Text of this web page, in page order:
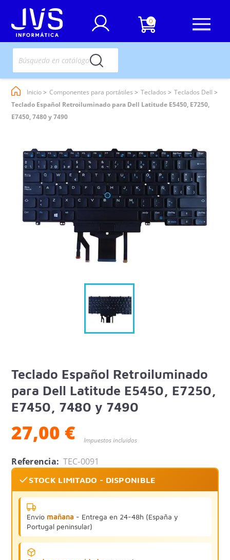
0
Inicio Componentes para portátiles Teclados
Teclados Dell
Teclado Español Retroiluminado para Dell Latitude E5450, E7250,
E7450, 7480 y 7490
Teclado Español Retroiluminado
para Dell Latitude E5450, E7250,
E7450, 7480 y 7490
27,00 € Impuestos incluidos
Referencia: TEC-0091
STOCK LIMITADO - DISPONIBLE
Envío mañana - Entrega en 24-48h (España y
Portugal peninsular)